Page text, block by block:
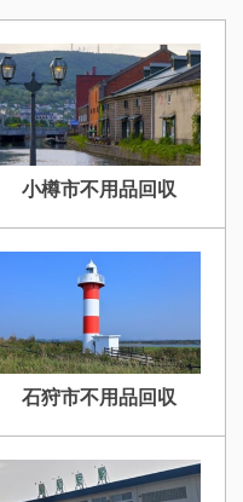
小樽市不用品回収
石狩市不用品回収